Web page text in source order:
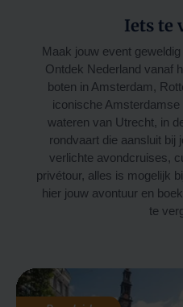
Iets te
Maak jouw event
Ontdek Nederland vanaf
boten in Amsterdam,
iconische
wateren van Utrecht, in
rondvaart die aansluit bij
verlichte avondcruises,
privétour, alles is mogelijk
hier jouw avontuur en
te